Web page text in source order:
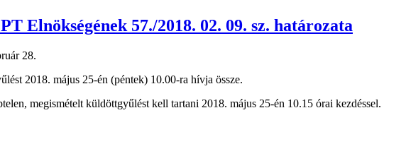
Elnökségének 57./2018. 02. 09. sz. határozata
28.
2018. május 25-én (péntek) 10.00-ra hívja össze.
megismételt küldöttgyűlést kell tartani 2018. május 25-én 10.15 órai kezdéssel.